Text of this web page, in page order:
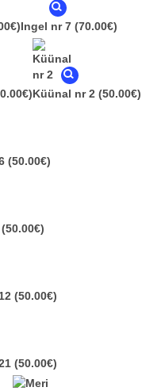
Ingel nr 7 (70.00€)
Küünal nr 2 (50.00€)
(50.00€)
(50.00€)
(50.00€)
(50.00€)